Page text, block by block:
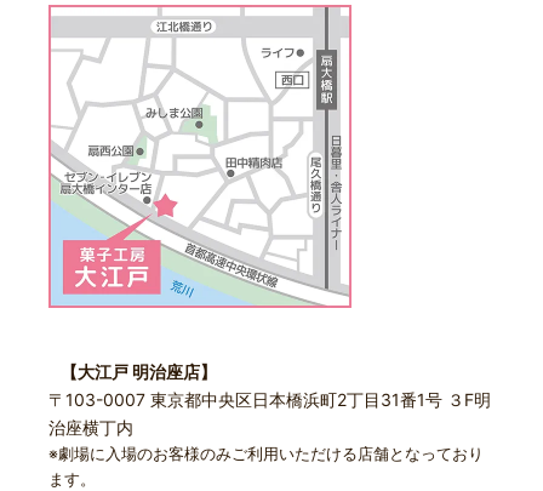
【大江戸 明治座店】
〒103-0007 東京都中央区日本橋浜町2丁目31番1号 ３F明
治座横丁内
※劇場に入場のお客様のみご利用いただける店舗となっており
ます。